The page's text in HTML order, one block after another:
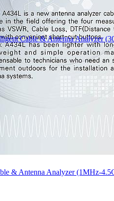
Cable & Antenna Analyzer
& Antenna Analyzer (1MHz-